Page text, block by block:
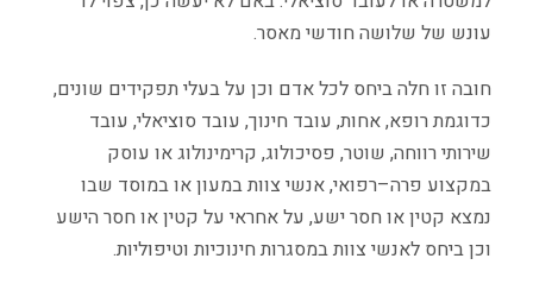
עונש של שלושה חודשי מאסר.
חובה זו חלהביחס לכלאדם וכן עלבעלי תפקידים שונים,
כדוגמתרופא,אחות, עובד חינוך, עובד סוציאלי, עובד
שירותירווחה, שוטר, פסיכולוג, קרימינולוגאו עוסק
במקצוע פרה–רפואי,אנשי צוותבמעוןאובמוסד שבו
נמצא קטיןאו חסרישע, עלאחראי על קטיןאו חסר הישע
וכןביחס לאנשי צוותבמסגרות חינוכיות וטיפוליות.